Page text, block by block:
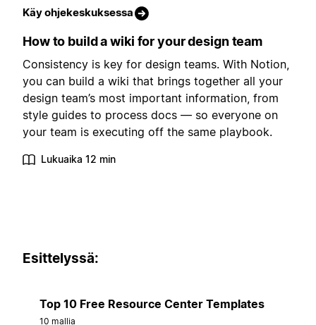
Käy ohjekeskuksessa
How to build a wiki for your design team
Consistency is key for design teams. With Notion,
you can build a wiki that brings together all your
design team’s most important information, from
style guides to process docs — so everyone on
your team is executing off the same playbook.
Lukuaika 12 min
Esittelyssä:
Top 10 Free Resource Center Templates
10 mallia